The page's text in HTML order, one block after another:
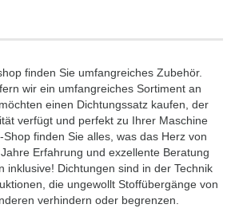
finden Sie umfangreiches Zubehör.
wir ein umfangreiches Sortiment an
einen Dichtungssatz kaufen, der
verfügt und perfekt zu Ihrer Maschine
finden Sie alles, was das Herz von
Erfahrung und exzellente Beratung
inklusive! Dichtungen sind in der Technik
die ungewollt Stoffübergänge von
verhindern oder begrenzen.